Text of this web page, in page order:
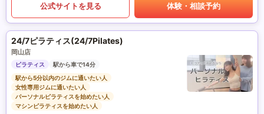
公式サイトを見る 体験・相談予約
24/7ピラティス(24/7Pilates)
岡山店
ピラティス
駅から車で14分
駅から5分以内のジムに通いたい人
女性専用ジムに通いたい人
パーソナルピラティスを始めたい人
マシンピラティスを始めたい人